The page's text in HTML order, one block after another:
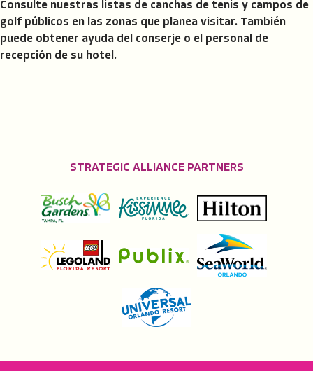
Consulte nuestras listas de canchas de tenis y campos de
golf públicos en las zonas que planea visitar. También
puede obtener ayuda del conserje o el personal de
recepción de su hotel.
STRATEGIC ALLIANCE PARTNERS